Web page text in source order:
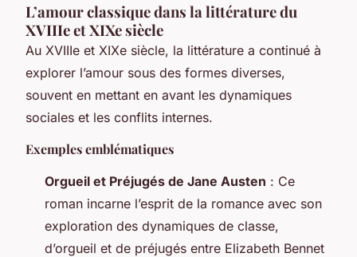
L’amour classique dans la littérature du
XVIIIe et XIXe siècle
Au XVIIIe et XIXe siècle, la littérature a continué à
explorer l’amour sous des formes diverses,
souvent en mettant en avant les dynamiques
sociales et les conflits internes.
Exemples emblématiques
Orgueil et Préjugés de Jane Austen : Ce
roman incarne l’esprit de la romance avec son
exploration des dynamiques de classe,
d’orgueil et de préjugés entre Elizabeth Bennet